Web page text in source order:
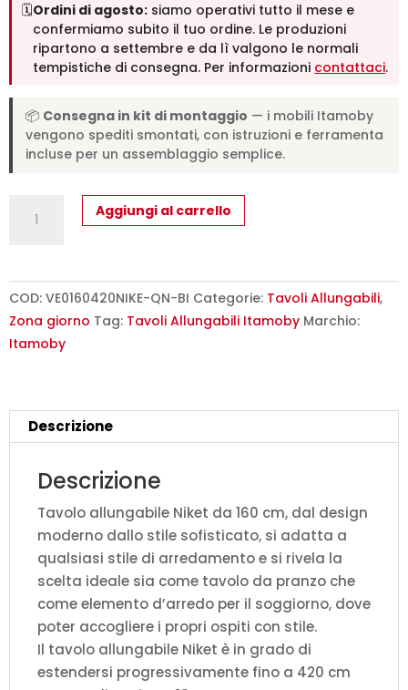
🗓️Ordini di agosto: siamo operativi tutto il mese e
confermiamo subito il tuo ordine. Le produzioni
ripartono a settembre e da lì valgono le normali
tempistiche di consegna. Per informazioni contattaci.
📦 Consegna in kit di montaggio — i mobili Itamoby
vengono spediti smontati, con istruzioni e ferramenta
incluse per un assemblaggio semplice.
allungabile
Niket
quercia
natura
quantità
Aggiungi al carrello
COD: VE0160420NIKE-QN-BI Categorie: Tavoli Allungabili,
Zona giorno Tag: Tavoli Allungabili Itamoby Marchio:
Itamoby
Descrizione
Descrizione
Tavolo allungabile Niket da 160 cm, dal design
moderno dallo stile sofisticato, si adatta a
qualsiasi stile di arredamento e si rivela la
scelta ideale sia come tavolo da pranzo che
come elemento d’arredo per il soggiorno, dove
poter accogliere i propri ospiti con stile.
Il tavolo allungabile Niket è in grado di
estendersi progressivamente fino a 420 cm